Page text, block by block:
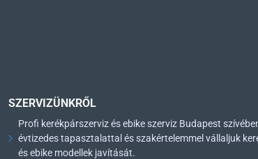
SZERVIZÜNKRŐL
Profi kerékpárszerviz és ebike szerviz Budapest
évtizedes tapasztalattal és szakértelemmel vállaljuk
és ebike modellek javítását.